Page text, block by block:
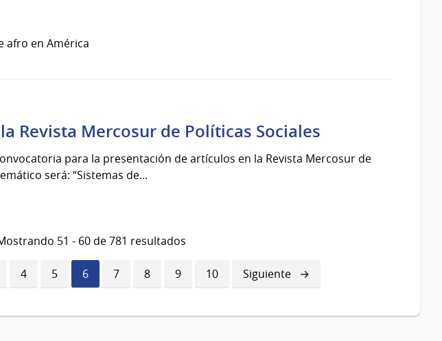
afro en América
Revista Mercosur de Políticas Sociales
para la presentación de artículos en la Revista Mercosur de
será: “Sistemas de...
51 - 60 de 781 resultados
Página
4 Página
5
Página
actual
6 Página
7 Página
8 Página
9 Página
10
Siguiente
página
Siguiente